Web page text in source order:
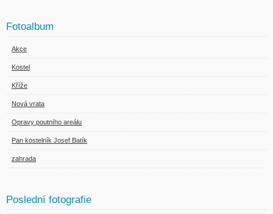
Fotoalbum
Akce
Kostel
Kříže
Nová vrata
Opravy poutního areálu
Pan kostelník Josef Batík
zahrada
Poslední fotografie